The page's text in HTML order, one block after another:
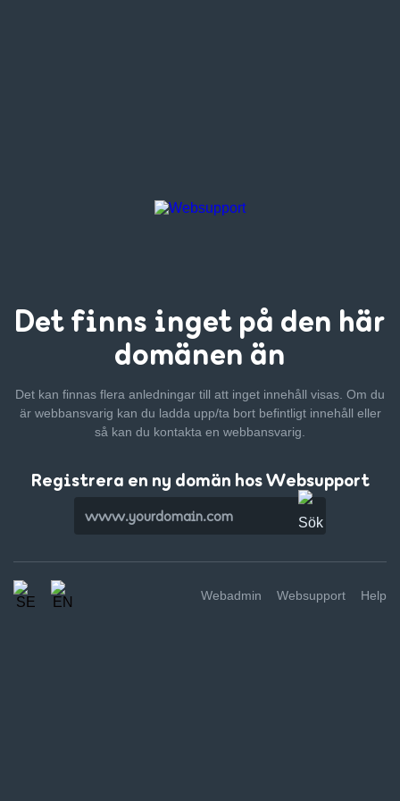
Det finns inget på den här
domänen än
Det kan finnas flera anledningar till att inget innehåll visas. Om du
är webbansvarig kan du ladda upp/ta bort befintligt innehåll eller
så kan du kontakta en webbansvarig.
Registrera en ny domän hos Websupport
Webadmin Websupport Help